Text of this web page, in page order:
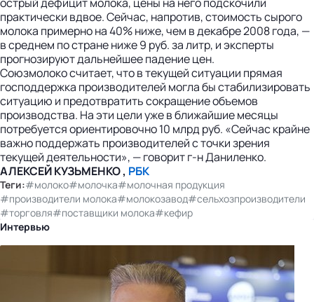
практически вдвое. Сейчас, напротив, стоимость сырого
молока примерно на 40% ниже, чем в декабре 2008 года, —
в среднем по стране ниже 9 руб. за литр, и эксперты
прогнозируют дальнейшее падение цен.
Союзмолоко считает, что в текущей ситуации прямая
господдержка производителей могла бы стабилизировать
ситуацию и предотвратить сокращение объемов
производства. На эти цели уже в ближайшие месяцы
потребуется ориентировочно 10 млрд руб. «Сейчас крайне
важно поддержать производителей с точки зрения
текущей деятельности», — говорит г-н Даниленко.
АЛЕКСЕЙ КУЗЬМЕНКО , РБК
Теги:#молоко#молочка#молочная продукция
#производители молока#молокозавод#сельхозпроизводители
#торговля#поставщики молока#кефир
Интервью